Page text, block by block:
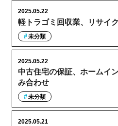
軽トラゴミ回収業、リサイ
2025.05.22
未分類
中古住宅の保証、ホームイ
み合わせ
2025.05.22
未分類
2025.05.21